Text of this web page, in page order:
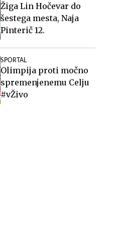
Žiga Lin Hočevar do
šestega mesta, Naja
Pinterič 12.
SPORTAL
Olimpija proti močno
spremenjenemu Celju
#vŽivo